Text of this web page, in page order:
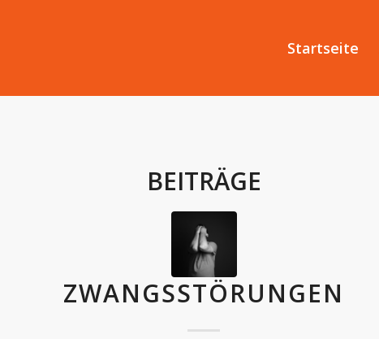
Startseite
BEITRÄGE
ZWANGSSTÖRUNGEN